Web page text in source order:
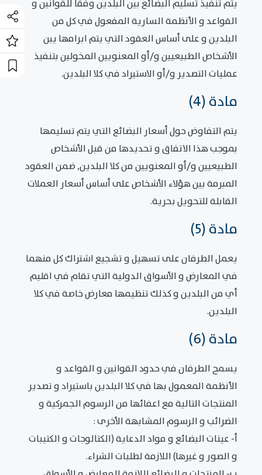
يتم تنفيذ تسليم البضائع بين البلدين وفقاً للقوانين و
القواعد و الأنظمة السارية المفعول في كل من
البلدين و على أساس العقود التي يتم ابرامها يبن
الأشخاص الطبيعيين و/أو المعنويين المخولين بتنفيذ
عمليات التصدير و/أو الاستيراد في كلا البلدين.
مادة (4)
يتم التفاوض حول أسعار البضائع التي يتم تسليمها
بموجب هذا الاتفاق و تحديدها من قبل الأشخاص
الطبيعيين و/أو المعنويين من كلا البلدين, ضمن العقود
المبرمة بين هؤلاء الأشخاص على أساس أسعار العملات
القابلة للتحويل بحرية.
مادة (5)
يعمل الطرفان على تسهيل و تشجيع اشتراك كل منهما
في المعارض و الأسواق الدولية التي تقام في اقليم
أي من البلدين و كذلك تنظيمها معارض خاصة في كلا
البلدين.
مادة (6)
يسمح الطرفان في حدود القوانين و القواعد و
الأنظمة المعمول بها في كلا البلدين باستيراد و تصدير
المنتجات التالية مع اعفائها من الرسوم الجمركية و
الضرائب و الرسوم المشابهة الأخرى :
أ‌- عينات البضائع و مواد الدعاية (الكتالوجات و الكتيبات
و الصور و غيرها) اللازمة لطلبات الشراء.